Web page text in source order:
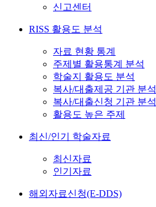
신고센터
RISS 활용도 분석
자료 현황 통계
주제별 활용통계 분석
학술지 활용도 분석
복사/대출제공 기관 분석
복사/대출신청 기관 분석
활용도 높은 주제
최신/인기 학술자료
최신자료
인기자료
해외자료신청(E-DDS)